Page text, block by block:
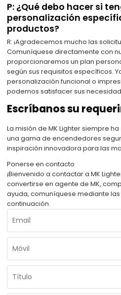
P: ¿Qué debo hacer si
personalización
productos?
R: ¡Agradecemos mucho las
Comuníquese directamente con
proporcionaremos un plan
según sus requisitos específicos.
personalización funcional o
podemos satisfacer sus
Escríbanos su
La misión de MK Lighter siempre
una gama de encendedores
inspiración innovadora para las
Ponerse en contacto
¡Bienvenido a contactar a MK
convertirse en agente de MK,
ayuda, comuníquese mediante
continuación.